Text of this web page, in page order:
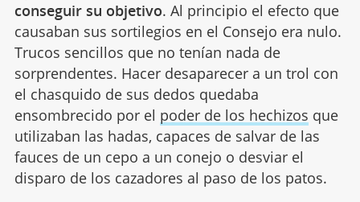
conseguir su objetivo. Al principio el efecto que
causaban sus sortilegios en el Consejo era nulo.
Trucos sencillos que no tenían nada de
sorprendentes. Hacer desaparecer a un trol con
el chasquido de sus dedos quedaba
ensombrecido por el poder de los hechizos que
utilizaban las hadas, capaces de salvar de las
fauces de un cepo a un conejo o desviar el
disparo de los cazadores al paso de los patos.